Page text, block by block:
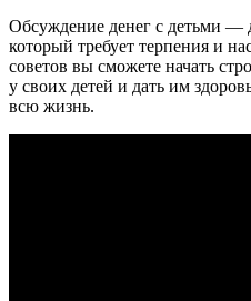
Обсуждение денег с детьми —
который требует терпения и
советов вы сможете начать
у своих детей и дать им
всю жизнь.